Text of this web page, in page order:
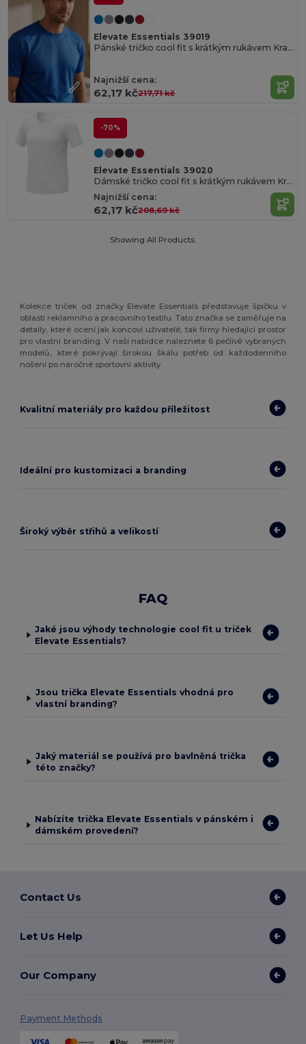
Elevate Essentials 39019
Pánské tričko cool fit s krátkým rukávem Kratos
Najnižší cena:
62,17 kč217,71 kč
-70%
Elevate Essentials 39020
Dámské tričko cool fit s krátkým rukávem Kratos
Najnižší cena:
62,17 kč208,69 kč
Showing All Products.
Kolekce triček od značky Elevate Essentials představuje špičku v
oblasti reklamního a pracovního textilu. Tato značka se zaměřuje na
detaily, které ocení jak koncoví uživatelé, tak firmy hledající prostor
pro vlastní branding. V naší nabídce naleznete 6 pečlivě vybraných
modelů, které pokrývají širokou škálu potřeb od každodenního
nošení po náročné sportovní aktivity.
Kvalitní materiály pro každou příležitost
Ideální pro kustomizaci a branding
Široký výběr střihů a velikostí
FAQ
Jaké jsou výhody technologie cool fit u triček
Elevate Essentials?
Jsou trička Elevate Essentials vhodná pro
vlastní branding?
Jaký materiál se používá pro bavlněná trička
této značky?
Nabízíte trička Elevate Essentials v pánském i
dámském provedení?
Contact Us
Let Us Help
Our Company
Payment Methods